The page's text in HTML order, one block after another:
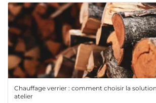
Chauffage verrier : comment choisir la
atelier